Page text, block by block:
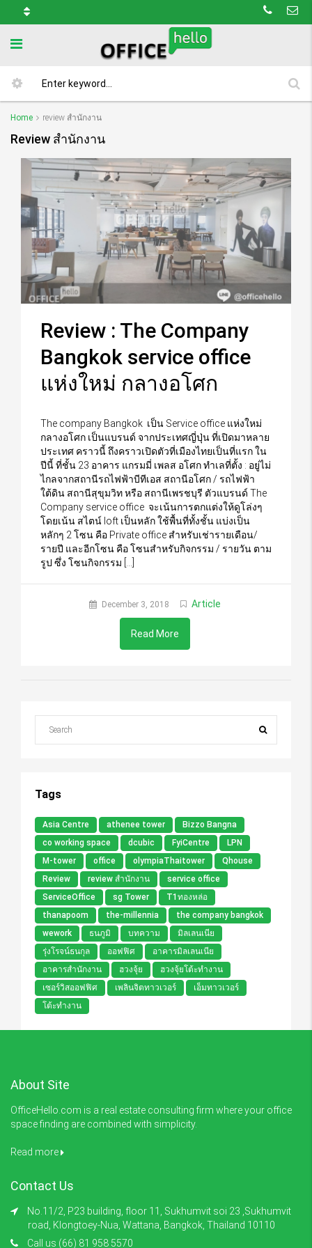
Home review สำนักงาน
Review สำนักงาน
Review : The Company
Bangkok service office
แห่งใหม่ กลางอโศก
The company Bangkok เป็น Service office แห่งใหม่
กลางอโศก เป็นแบรนด์ จากประเทศญี่ปุ่น ที่เปิดมาหลาย
ประเทศ คราวนี้ ถึงคราวเปิดตัวที่เมืองไทยเป็นที่แรก ใน
ปีนี้ ที่ชั้น 23 อาคาร แกรมมี่ เพลส อโศก ทำเลที่ตั้ง : อยู่ไม่
ไกลจากสถานีรถไฟฟ้าบีทีเอส สถานีอโศก / รถไฟฟ้า
ใต้ดิน สถานีสุขุมวิท หรือ สถานีเพรชบุรี ตัวแบรนด์ The
Company service office จะเน้นการตกแต่งให้ดูโล่งๆ
โดยเน้น สไตน์ loft เป็นหลัก ใช้พื้นที่ทั้งชั้น แบ่งเป็น
หลักๆ 2 โซน คือ Private office สำหรับเช่ารายเดือน/
รายปี และอีกโซน คือ โซนสำหรับกิจกรรม / รายวัน ตาม
รูป ซึ่ง โซนกิจกรรม […]
December 3, 2018 Article
Read More
Tags
Asia Centre athenee tower
Bizzo Bangna
co working space
dcubic FyiCentre
LPN
M-tower
office olympiaThaitower
Qhouse
Review
review สำนักงาน
service office
ServiceOffice
sg Tower
T1ทองหล่อ
thanapoom
the-millennia
the company bangkok
wework
ธนภูมิ บทความ
มิลเลนเนีย
รุ่งโรจน์ธนกุล
ออฟฟิศ
อาคารมิลเลนเนีย
อาคารสำนักงาน
ฮวงจุ้ย
ฮวงจุ้ยโต้ะทำงาน
เซอร์วิสออฟฟิศ
เพลินจิตทาวเวอร์
เอ็มทาวเวอร์
โต้ะทำงาน
About Site
OfficeHello.com is a real estate consulting firm where your office
space finding are combined with simplicity.
Read more
Contact Us
No.11/2, P23 building, floor 11, Sukhumvit soi 23 ,Sukhumvit
road, Klongtoey-Nua, Wattana, Bangkok, Thailand 10110
Call us (66) 81 958 5570